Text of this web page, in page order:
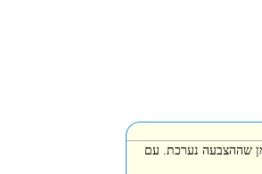
שההצבעה נערכת. עם